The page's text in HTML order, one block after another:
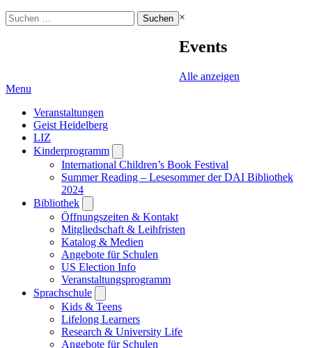
Suchen
nach:
×
Events
Alle anzeigen
Menu
Veranstaltungen
Geist Heidelberg
LIZ
Kinderprogramm
submenu
International Children’s Book Festival
Summer Reading – Lesesommer der DAI Bibliothek
2024
Bibliothek
submenu
Öffnungszeiten & Kontakt
Mitgliedschaft & Leihfristen
Katalog & Medien
Angebote für Schulen
US Election Info
Veranstaltungsprogramm
Sprachschule
submenu
Kids & Teens
Lifelong Learners
Research & University Life
Angebote für Schulen